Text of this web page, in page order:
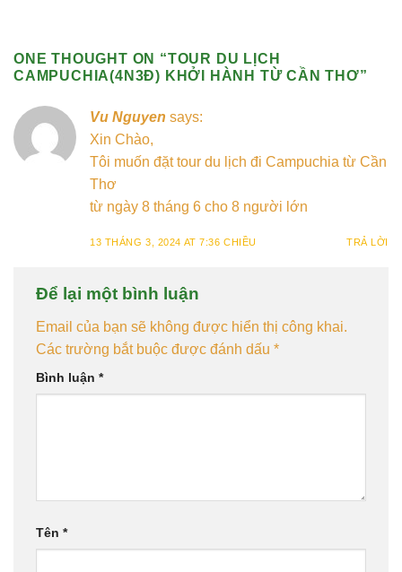
ONE THOUGHT ON “TOUR DU LỊCH
CAMPUCHIA(4N3Đ) KHỞI HÀNH TỪ CẦN THƠ”
Vu Nguyen says:
Xin Chào,
Tôi muốn đặt tour du lịch đi Campuchia từ Cần
Thơ
từ ngày 8 tháng 6 cho 8 người lớn
13 THÁNG 3, 2024 AT 7:36 CHIỀU TRẢ LỜI
Để lại một bình luận
Email của bạn sẽ không được hiển thị công khai.
Các trường bắt buộc được đánh dấu *
Bình luận *
Tên *